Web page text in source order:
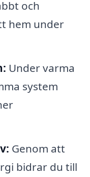
och
hem under
Under varma
system
Genom att
bidrar du till